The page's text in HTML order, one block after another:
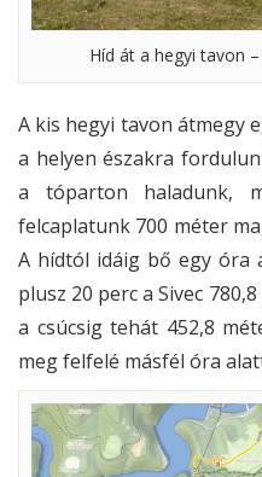
Híd át a hegyi tavon
A kis hegyi tavon átmegy
a helyen északra
a tóparton haladunk,
felcaplatunk 700 méter
A hídtól idáig bő egy óra
plusz 20 perc a Sivec
a csúcsig tehát 452,8
meg felfelé másfél óra